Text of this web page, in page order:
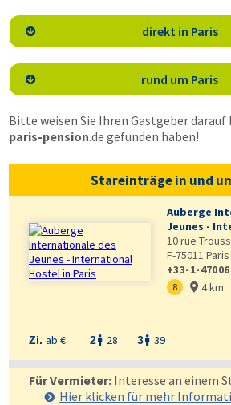
 direkt in Paris
 rund um Paris
Bitte weisen Sie Ihren Gastgeber darauf
paris-pension.de gefunden haben!
Stareinträge in und
Auberge
Jeunes -
10 rue
F-75011 Paris
+33-1-
8  4 km
Zi. ab €: 2 28 3 39
Für Vermieter: Interesse an einem
Hier klicken für mehr